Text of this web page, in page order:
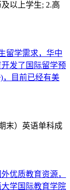
以上学生; 2.高
留学需求，华中
发了国际留学预
，目前已经有美
末）英语单科成
优质教育资源，
学国际教育学院